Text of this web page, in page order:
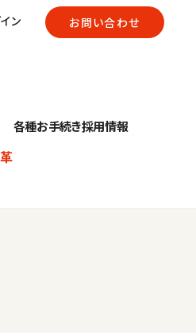
ン お問い合わせ
各種お手続き採用情報